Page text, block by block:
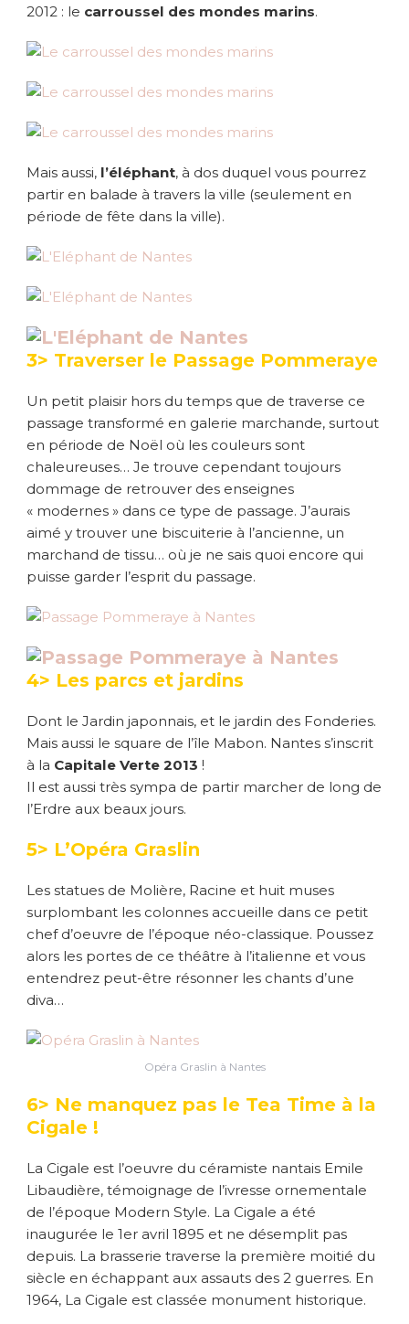
2012 : le carroussel des mondes marins.
Mais aussi, l’éléphant, à dos duquel vous pourrez
partir en balade à travers la ville (seulement en
période de fête dans la ville).
3> Traverser le Passage Pommeraye
Un petit plaisir hors du temps que de traverse ce
passage transformé en galerie marchande, surtout
en période de Noël où les couleurs sont
chaleureuses… Je trouve cependant toujours
dommage de retrouver des enseignes
« modernes » dans ce type de passage. J’aurais
aimé y trouver une biscuiterie à l’ancienne, un
marchand de tissu… où je ne sais quoi encore qui
puisse garder l’esprit du passage.
4> Les parcs et jardins
Dont le Jardin japonnais, et le jardin des Fonderies.
Mais aussi le square de l’île Mabon. Nantes s’inscrit
à la Capitale Verte 2013 !
Il est aussi très sympa de partir marcher de long de
l’Erdre aux beaux jours.
5> L’Opéra Graslin
Les statues de Molière, Racine et huit muses
surplombant les colonnes accueille dans ce petit
chef d’oeuvre de l’époque néo-classique. Poussez
alors les portes de ce théâtre à l’italienne et vous
entendrez peut-être résonner les chants d’une
diva…
Opéra Graslin à Nantes
6> Ne manquez pas le Tea Time à la
Cigale !
La Cigale est l’oeuvre du céramiste nantais Emile
Libaudière, témoignage de l’ivresse ornementale
de l’époque Modern Style. La Cigale a été
inaugurée le 1er avril 1895 et ne désemplit pas
depuis. La brasserie traverse la première moitié du
siècle en échappant aux assauts des 2 guerres. En
1964, La Cigale est classée monument historique.